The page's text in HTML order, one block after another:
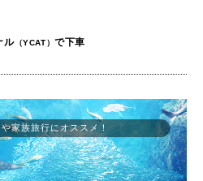
ル（YCAT）で下車
家族旅行にオススメ！